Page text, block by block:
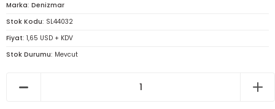
Marka Denizmar
Stok Kodu SL44032
Fiyat 1,65 USD + KDV
Stok Durumu Mevcut